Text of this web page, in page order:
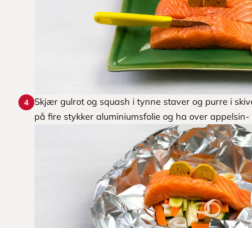
4 Skjær gulrot og squash i tynne staver og purre i
på fire stykker aluminiumsfolie og ha over